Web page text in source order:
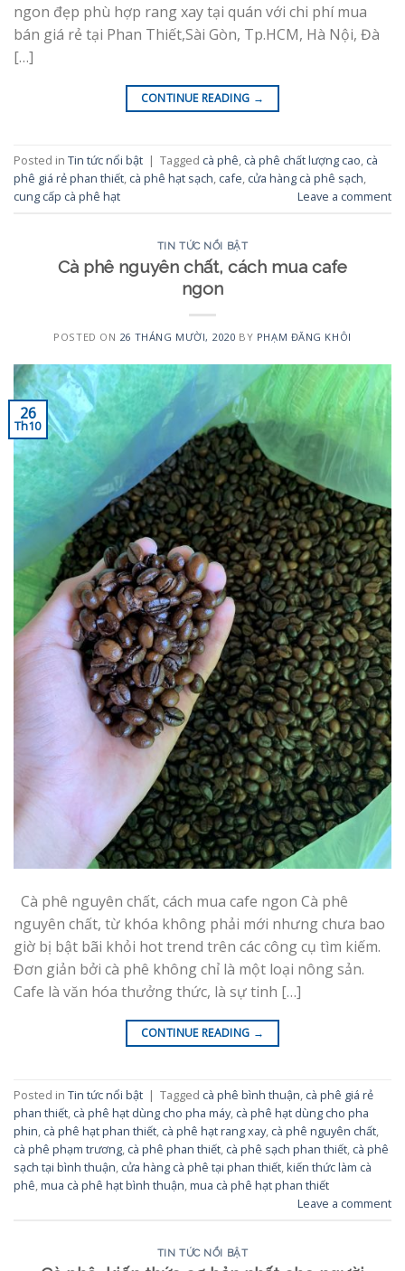
ngon đẹp phù hợp rang xay tại quán với chi phí mua
bán giá rẻ tại Phan Thiết,Sài Gòn, Tp.HCM, Hà Nội, Đà
[…]
CONTINUE READING →
Posted in Tin tức nổi bật | Tagged cà phê, cà phê chất lượng cao, cà
phê giá rẻ phan thiết, cà phê hạt sạch, cafe, cửa hàng cà phê sạch,
cung cấp cà phê hạt
Leave a comment
TIN TỨC NỔI BẬT
Cà phê nguyên chất, cách mua cafe
ngon
POSTED ON 26 THÁNG MƯỜI, 2020 BY PHẠM ĐĂNG KHÔI
26
Th10
Cà phê nguyên chất, cách mua cafe ngon Cà phê
nguyên chất, từ khóa không phải mới nhưng chưa bao
giờ bị bật bãi khỏi hot trend trên các công cụ tìm kiếm.
Đơn giản bởi cà phê không chỉ là một loại nông sản.
Cafe là văn hóa thưởng thức, là sự tinh […]
CONTINUE READING →
Posted in Tin tức nổi bật | Tagged cà phê bình thuận, cà phê giá rẻ
phan thiết, cà phê hạt dùng cho pha máy, cà phê hạt dùng cho pha
phin, cà phê hạt phan thiết, cà phê hạt rang xay, cà phê nguyên chất,
cà phê phạm trương, cà phê phan thiết, cà phê sạch phan thiết, cà phê
sạch tại bình thuận, cửa hàng cà phê tại phan thiết,kiến thức làm cà
phê,mua cà phê hạt bình thuận,mua cà phê hạt phan thiết
Leave a comment
TIN TỨC NỔI BẬT